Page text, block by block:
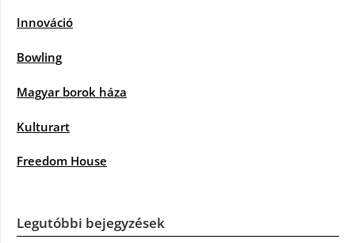
Innováció
Bowling
Magyar borok háza
Kulturart
Freedom House
Legutóbbi bejegyzések